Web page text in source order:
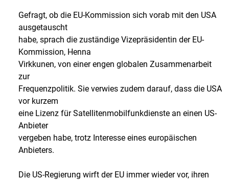
Gefragt, ob die EU-Kommission sich vorab mit den USA
ausgetauscht
habe, sprach die zuständige Vizepräsidentin der EU-
Kommission, Henna
Virkkunen, von einer engen globalen Zusammenarbeit
zur
Frequenzpolitik. Sie verwies zudem darauf, dass die USA
vor kurzem
eine Lizenz für Satellitenmobilfunkdienste an einen US-
Anbieter
vergeben habe, trotz Interesse eines europäischen
Anbieters.
Die US-Regierung wirft der EU immer wieder vor, ihren